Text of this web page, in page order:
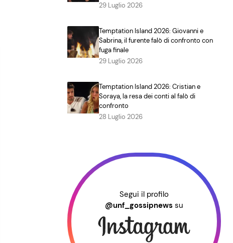
29 Luglio 2026
Temptation Island 2026: Giovanni e
Sabrina, il furente falò di confronto con
fuga finale
29 Luglio 2026
Temptation Island 2026: Cristian e
Soraya, la resa dei conti al falò di
confronto
28 Luglio 2026
Segui il profilo
@unf_gossipnews su